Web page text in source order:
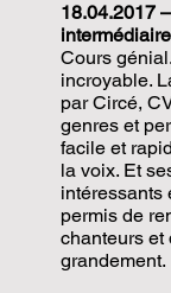
18.04.2017
intermédiaire
Cours
incroyable.
par Circé,
genres et
facile et
la voix. Et
intéressants
permis de
chanteurs et
grandement.